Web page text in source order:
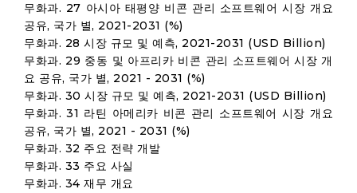
무화과. 27 아시아 태평양 비콘 관리 소프트웨어 시장 개요
공유, 국가 별, 2021-2031 (%)
무화과. 28 시장 규모 및 예측, 2021-2031 (USD Billion)
무화과. 29 중동 및 아프리카 비콘 관리 소프트웨어 시장 개
요 공유, 국가 별, 2021 - 2031 (%)
무화과. 30 시장 규모 및 예측, 2021-2031 (USD Billion)
무화과. 31 라틴 아메리카 비콘 관리 소프트웨어 시장 개요
공유, 국가 별, 2021 - 2031 (%)
무화과. 32 주요 전략 개발
무화과. 33 주요 사실
무화과. 34 재무 개요